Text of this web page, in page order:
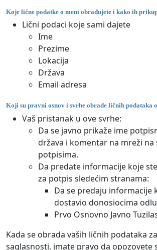
Koje lične podatke o meni obrađujete i kako ih
Lični podaci koje sami dajete
Ime
Prezime
Lokacija
Država
Email adresa
Koji su pravni osnov i svrhe obrade ličnih podataka
Vaš pristanak u ove svrhe:
Da se javno prikaže ime
država i komentar na mreži na
potpisima.
Da predate informacije koje
za potpis sledećim stranama:
Da se predaju informacije
dostavio donosiocima
Prvo Osnovno Javno
Kada se obrada vaših ličnih podataka
saglasnosti, imate pravo da opozovete